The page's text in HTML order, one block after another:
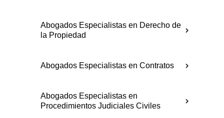
Abogados Especialistas en Derecho de
la Propiedad
Abogados Especialistas en Contratos
Abogados Especialistas en
Procedimientos Judiciales Civiles